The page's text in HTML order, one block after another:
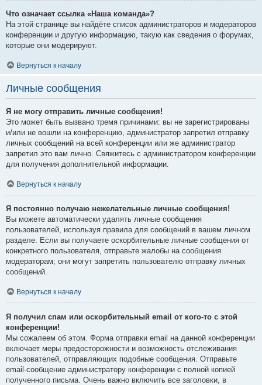
Что означает ссылка «Наша команда»?
На этой странице вы найдёте список администраторов и модераторов
конференции и другую информацию, такую как сведения о форумах,
которые они модерируют.
Вернуться к началу
Личные сообщения
Я не могу отправить личные сообщения!
Это может быть вызвано тремя причинами: вы не зарегистрированы
и/или не вошли на конференцию, администратор запретил отправку
личных сообщений на всей конференции или же администратор
запретил это вам лично. Свяжитесь с администратором конференции
для получения дополнительной информации.
Вернуться к началу
Я постоянно получаю нежелательные личные сообщения!
Вы можете автоматически удалять личные сообщения
пользователей, используя правила для сообщений в вашем личном
разделе. Если вы получаете оскорбительные личные сообщения от
конкретного пользователя, отправьте жалобы на сообщения
модераторам; они могут запретить пользователю отправку личных
сообщений.
Вернуться к началу
Я получил спам или оскорбительный email от кого-то с этой
конференции!
Мы сожалеем об этом. Форма отправки email на данной конференции
включает меры предосторожности и возможность отслеживания
пользователей, отправляющих подобные сообщения. Отправьте
email-сообщение администратору конференции с полной копией
полученного письма. Очень важно включить все заголовки, в